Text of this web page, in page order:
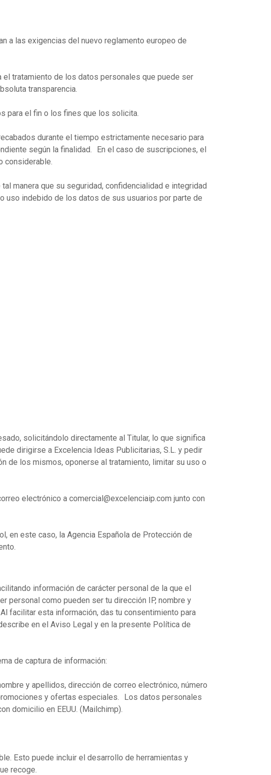
a las exigencias del nuevo reglamento europeo de
tratamiento de los datos personales que puede ser
transparencia.
para el fin o los fines que los solicita.
durante el tiempo estrictamente necesario para
según la finalidad. En el caso de suscripciones, el
considerable.
manera que su seguridad, confidencialidad e integridad
uso indebido de los datos de sus usuarios por parte de
solicitándolo directamente al Titular, lo que significa
dirigirse a Excelencia Ideas Publicitarias, S.L. y pedir
de los mismos, oponerse al tratamiento, limitar su uso o
electrónico a comercial@excelenciaip.com junto con
en este caso, la Agencia Española de Protección de
información de carácter personal de la que el
personal como pueden ser tu dirección IP, nombre y
facilitar esta información, das tu consentimiento para
en el Aviso Legal y en la presente Política de
de captura de información:
y apellidos, dirección de correo electrónico, número
y ofertas especiales. Los datos personales
domicilio en EEUU. (Mailchimp).
Esto puede incluir el desarrollo de herramientas y
recoge.